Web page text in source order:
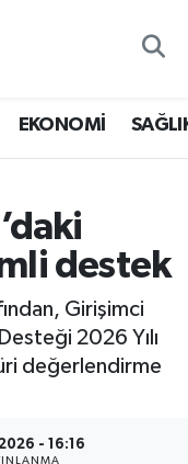
EKONOMİ
destek
Girişimci
2026 Yılı
değerlendirme
- 16:16